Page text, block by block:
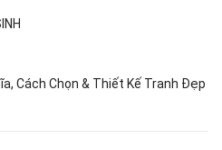
Cách Chọn & Thiết Kế Tranh Đẹp